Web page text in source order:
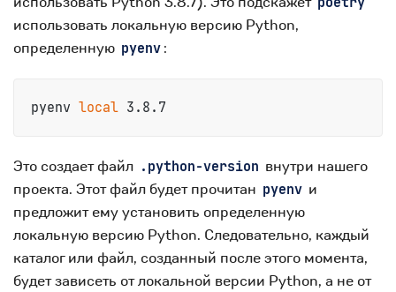
использовать локальную версию Python,
определенную pyenv :
pyenv local 3.8.7
Это создает файл .python-version внутри нашего
проекта. Этот файл будет прочитан pyenv и
предложит ему установить определенную
локальную версию Python. Следовательно, каждый
каталог или файл, созданный после этого момента,
будет зависеть от локальной версии Python, а не от